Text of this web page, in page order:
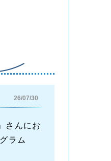
26/07/30
さんにお
ラム